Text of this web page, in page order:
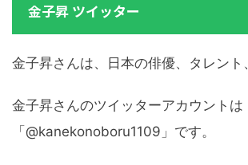
金子昇 ツイッター
金子昇さんは、日本の俳優、タレント
金子昇さんのツイッターアカウントは
「@kanekonoboru1109」です。